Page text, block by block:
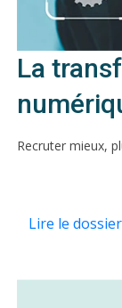
La
Recruter mieux,
Lire le dossier